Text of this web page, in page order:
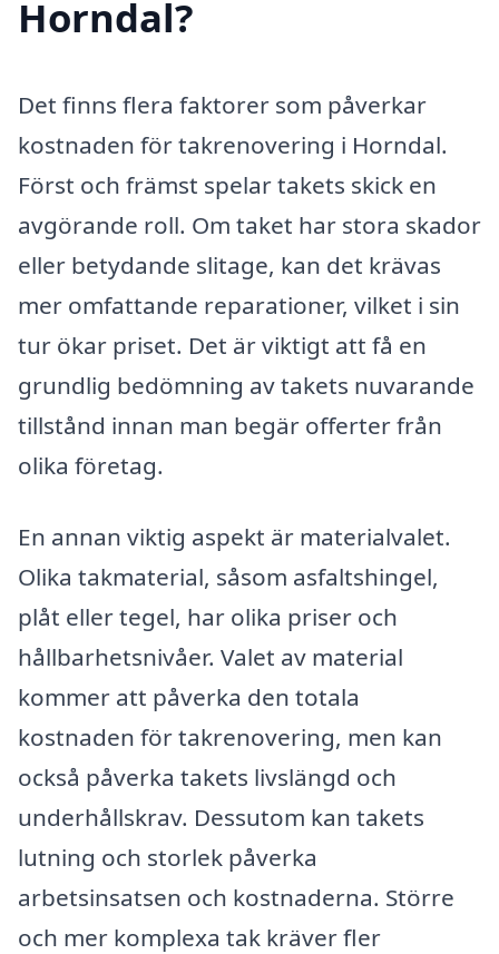
Horndal?
Det finns flera faktorer som påverkar
kostnaden för takrenovering i Horndal.
Först och främst spelar takets skick en
avgörande roll. Om taket har stora skador
eller betydande slitage, kan det krävas
mer omfattande reparationer, vilket i sin
tur ökar priset. Det är viktigt att få en
grundlig bedömning av takets nuvarande
tillstånd innan man begär offerter från
olika företag.
En annan viktig aspekt är materialvalet.
Olika takmaterial, såsom asfaltshingel,
plåt eller tegel, har olika priser och
hållbarhetsnivåer. Valet av material
kommer att påverka den totala
kostnaden för takrenovering, men kan
också påverka takets livslängd och
underhållskrav. Dessutom kan takets
lutning och storlek påverka
arbetsinsatsen och kostnaderna. Större
och mer komplexa tak kräver fler